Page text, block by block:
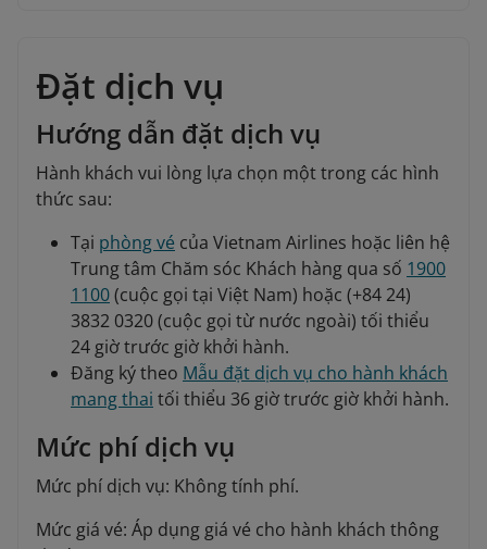
Đặt dịch vụ
Hướng dẫn đặt dịch vụ
Hành khách vui lòng lựa chọn một trong các hình
thức sau:
Tại phòng vé của Vietnam Airlines hoặc liên hệ
Trung tâm Chăm sóc Khách hàng qua số 1900
1100(cuộc gọi tại Việt Nam) hoặc (+84 24)
3832 0320 (cuộc gọi từ nước ngoài) tối thiểu
24 giờ trước giờ khởi hành.
Đăng ký theo Mẫu đặt dịch vụ cho hành khách
mang thai tối thiểu 36 giờ trước giờ khởi hành.
Mức phí dịch vụ
Mức phí dịch vụ: Không tính phí.
Mức giá vé: Áp dụng giá vé cho hành khách thông